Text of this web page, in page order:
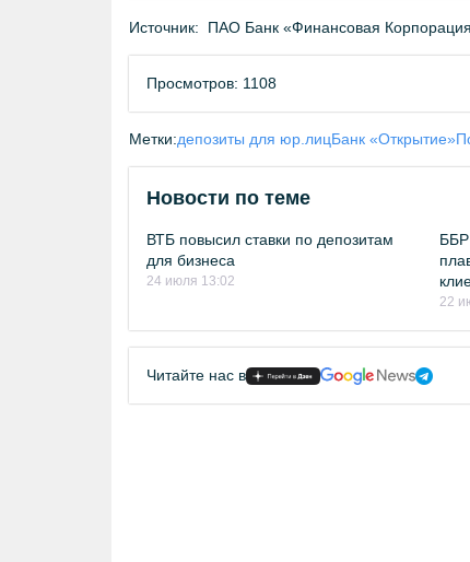
Источник: ПАО Банк «Финансовая
Просмотров: 1108
Метки:депозиты для юр.лицБанк «Открытие»
Новости по теме
ВТБ повысил ставки по депозитам
для бизнеса
24 июля 13:02
ББР
22
Читайте нас в